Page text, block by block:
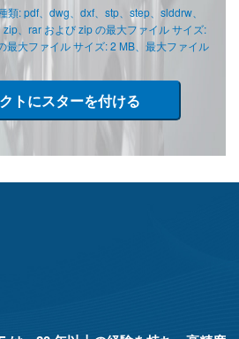
類: pdf、dwg、dxf、stp、step、slddrw、
、rar および zip の最大ファイル サイズ:
最大ファイル サイズ: 2 MB、最大ファイル
トにスターを付ける